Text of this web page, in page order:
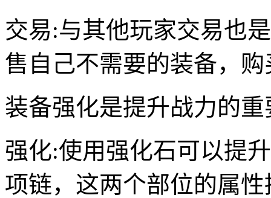
交易:与其他玩家交易也
售自己不需要的装备，
装备强化是提升战力的
强化:使用强化石可以提
项链，这两个部位的属